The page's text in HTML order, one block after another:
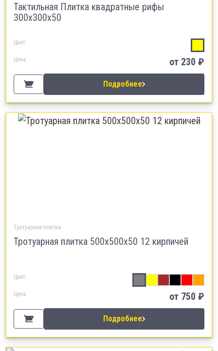
Тактильная Плитка квадратные рифы
300х300х50
Цвет:
Цена: от 230 ₽
Подробнее
Тротуарная плитка
Тротуарная плитка 500х500х50 12 кирпичей
Цвет:
Цена: от 750 ₽
Подробнее